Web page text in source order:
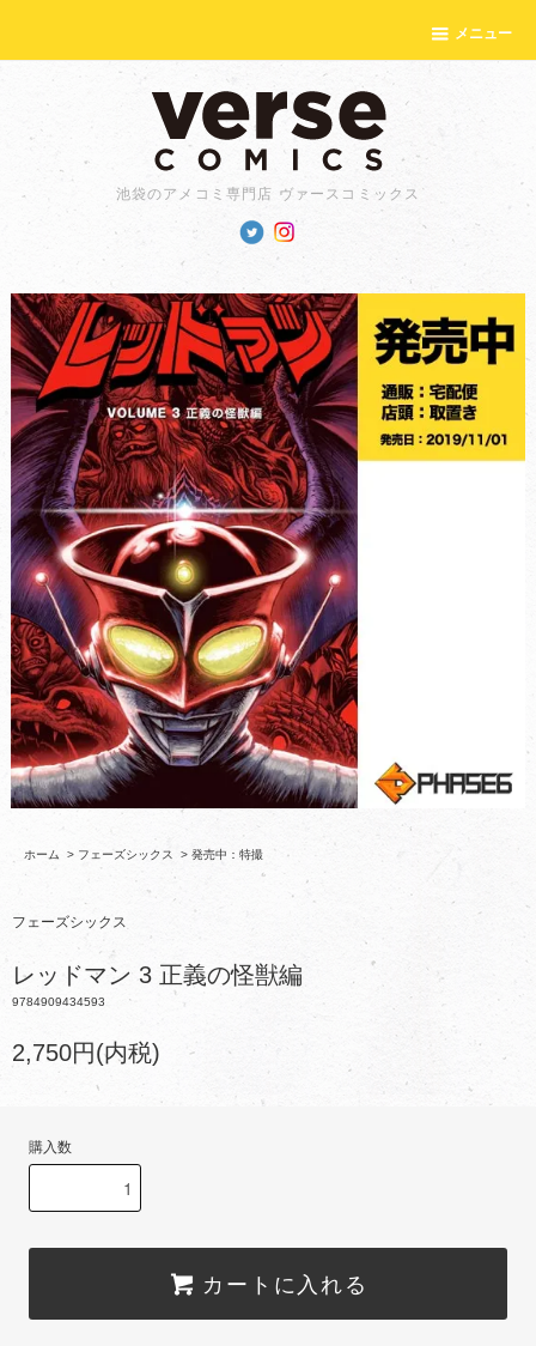
メニュー
池袋のアメコミ専門店 ヴァースコミックス
ホーム > フェーズシックス > 発売中：特撮
フェーズシックス
レッドマン 3 正義の怪獣編
9784909434593
2,750円(内税)
購入数
カートに入れる